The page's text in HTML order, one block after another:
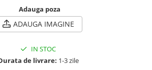
Adauga poza
ADAUGA IMAGINE
IN STOC
de livrare: 1-3 zile